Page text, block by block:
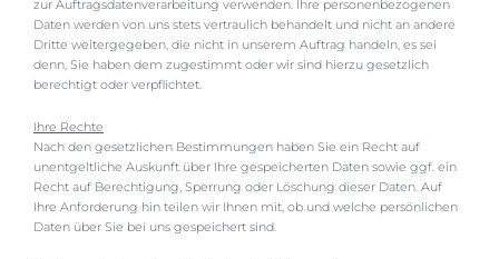
zur Auftragsdatenverarbeitung verwenden. Ihre personenbezogenen
Daten werden von uns stets vertraulich behandelt und nicht an andere
Dritte weitergegeben, die nicht in unserem Auftrag handeln, es sei
denn, Sie haben dem zugestimmt oder wir sind hierzu gesetzlich
berechtigt oder verpflichtet.
Ihre Rechte
Nach den gesetzlichen Bestimmungen haben Sie ein Recht auf
unentgeltliche Auskunft über Ihre gespeicherten Daten sowie ggf. ein
Recht auf Berechtigung, Sperrung oder Löschung dieser Daten. Auf
Ihre Anforderung hin teilen wir Ihnen mit, ob und welche persönlichen
Daten über Sie bei uns gespeichert sind.